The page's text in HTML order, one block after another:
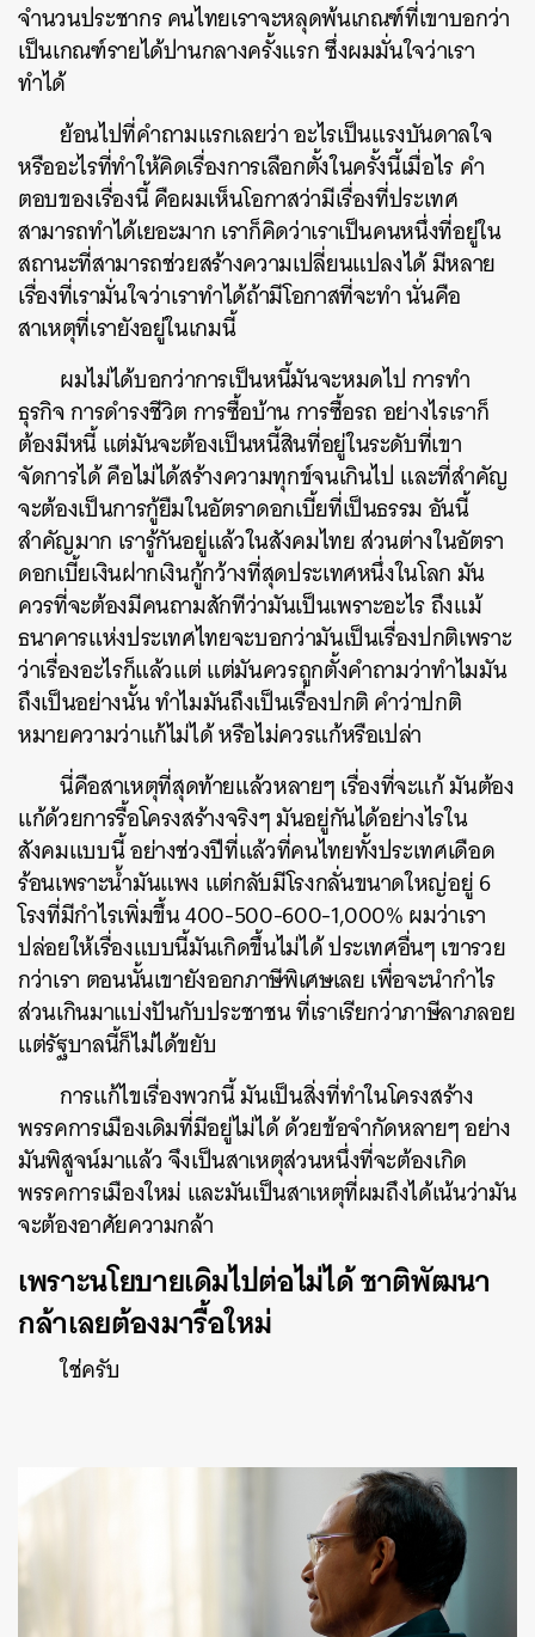
จำนวนประชากร คนไทยเราจะหลุดพ้นเกณฑ์ที่เขาบอกว่า
เป็นเกณฑ์รายได้ปานกลางครั้งแรก ซึ่งผมมั่นใจว่าเรา
ทำได้
ย้อนไปที่คำถามแรกเลยว่า อะไรเป็นแรงบันดาลใจ
หรืออะไรที่ทำให้คิดเรื่องการเลือกตั้งในครั้งนี้เมื่อไร คำ
ตอบของเรื่องนี้ คือผมเห็นโอกาสว่ามีเรื่องที่ประเทศ
สามารถทำได้เยอะมาก เราก็คิดว่าเราเป็นคนหนึ่งที่อยู่ใน
สถานะที่สามารถช่วยสร้างความเปลี่ยนแปลงได้ มีหลาย
เรื่องที่เรามั่นใจว่าเราทำได้ถ้ามีโอกาสที่จะทำ นั่นคือ
สาเหตุที่เรายังอยู่ในเกมนี้
ผมไม่ได้บอกว่าการเป็นหนี้มันจะหมดไป การทำ
ธุรกิจ การดำรงชีวิต การซื้อบ้าน การซื้อรถ อย่างไรเราก็
ต้องมีหนี้ แต่มันจะต้องเป็นหนี้สินที่อยู่ในระดับที่เขา
จัดการได้ คือไม่ได้สร้างความทุกข์จนเกินไป และที่สำคัญ
จะต้องเป็นการกู้ยืมในอัตราดอกเบี้ยที่เป็นธรรม อันนี้
สำคัญมาก เรารู้กันอยู่แล้วในสังคมไทย ส่วนต่างในอัตรา
ดอกเบี้ยเงินฝากเงินกู้กว้างที่สุดประเทศหนึ่งในโลก มัน
ควรที่จะต้องมีคนถามสักทีว่ามันเป็นเพราะอะไร ถึงแม้
ธนาคารแห่งประเทศไทยจะบอกว่ามันเป็นเรื่องปกติเพราะ
ว่าเรื่องอะไรก็แล้วแต่ แต่มันควรถูกตั้งคำถามว่าทำไมมัน
ถึงเป็นอย่างนั้น ทำไมมันถึงเป็นเรื่องปกติ คำว่าปกติ
หมายความว่าแก้ไม่ได้ หรือไม่ควรแก้หรือเปล่า
นี่คือสาเหตุที่สุดท้ายแล้วหลายๆ เรื่องที่จะแก้ มันต้อง
แก้ด้วยการรื้อโครงสร้างจริงๆ มันอยู่กันได้อย่างไรใน
สังคมแบบนี้ อย่างช่วงปีที่แล้วที่คนไทยทั้งประเทศเดือด
ร้อนเพราะน้ำมันแพง แต่กลับมีโรงกลั่นขนาดใหญ่อยู่ 6
โรงที่มีกำไรเพิ่มขึ้น 400-500-600-1,000% ผมว่าเรา
ปล่อยให้เรื่องแบบนี้มันเกิดขึ้นไม่ได้ ประเทศอื่นๆ เขารวย
กว่าเรา ตอนนั้นเขายังออกภาษีพิเศษเลย เพื่อจะนำกำไร
ส่วนเกินมาแบ่งปันกับประชาชน ที่เราเรียกว่าภาษีลาภลอย
แต่รัฐบาลนี้ก็ไม่ได้ขยับ
การแก้ไขเรื่องพวกนี้ มันเป็นสิ่งที่ทำในโครงสร้าง
พรรคการเมืองเดิมที่มีอยู่ไม่ได้ ด้วยข้อจำกัดหลายๆ อย่าง
มันพิสูจน์มาแล้ว จึงเป็นสาเหตุส่วนหนึ่งที่จะต้องเกิด
พรรคการเมืองใหม่ และมันเป็นสาเหตุที่ผมถึงได้เน้นว่ามัน
จะต้องอาศัยความกล้า
เพราะนโยบายเดิมไปต่อไม่ได้ ชาติพัฒนา
กล้าเลยต้องมารื้อใหม่
ใช่ครับ